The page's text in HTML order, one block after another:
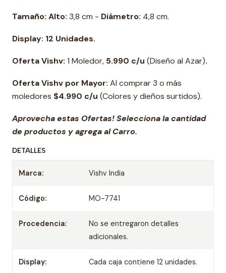
Tamaño: Alto: 3,8 cm - Diámetro: 4,8 cm.
Display: 12 Unidades.
Oferta Vishv: 1 Moledor, 5.990 c/u (Diseño al Azar).
Oferta Vishv por Mayor: Al comprar 3 o más
moledores $4.990 c/u (Colores y dieños surtidos).
Aprovecha estas Ofertas! Selecciona la cantidad
de productos y agrega al Carro.
DETALLES
Marca: Vishv India
Código: MO-7741
Procedencia:
No se entregaron detalles
adicionales.
Display: Cada caja contiene 12 unidades.